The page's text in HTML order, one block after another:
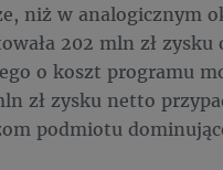
niż w analogicznym
202 mln zł zysku
o koszt programu
zł zysku netto
podmiotu